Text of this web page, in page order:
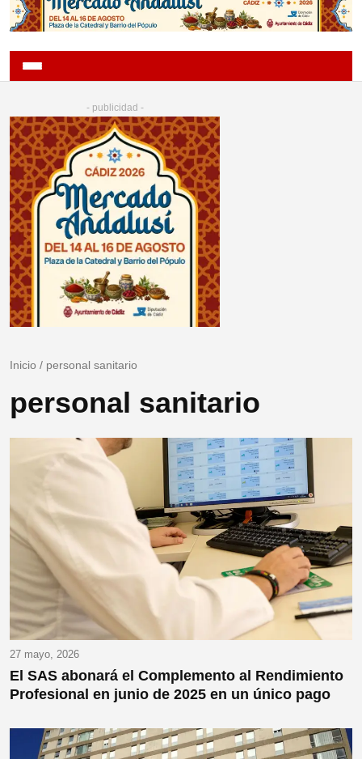
- publicidad -
Inicio / personal sanitario
personal sanitario
27 mayo, 2026
El SAS abonará el Complemento al Rendimiento
Profesional en junio de 2025 en un único pago